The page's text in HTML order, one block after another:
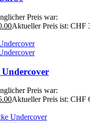
Preis war:
Aktueller Preis ist: CHF
Preis war:
Aktueller Preis ist: CHF